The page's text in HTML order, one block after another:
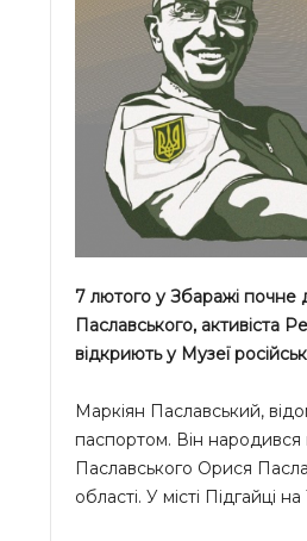
7 лютого у Збаражі почне
Паславського, активіста
відкриютьу Музеї
Маркіян Паславський,
паспортом. Він народився
Паславського Орися
області. У місті Підгайці